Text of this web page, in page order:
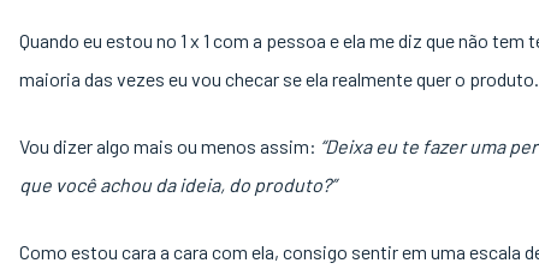
Quando eu estou no 1 x 1 com a pessoa e ela me diz que não tem
maioria das vezes eu vou checar se ela realmente quer o
Vou dizer algo mais ou menos assim: “Deixa eu te fazer uma
que você achou da ideia, do produto?”
Como estou cara a cara com ela, consigo sentir em uma escala